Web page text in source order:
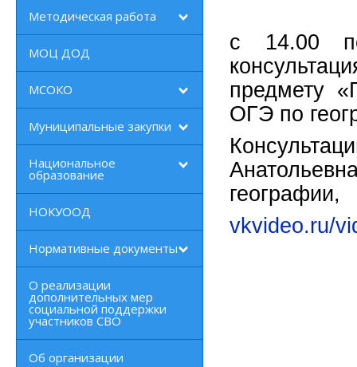
Методическая работа
МОЦ ДОД
МСОКО
Муниципальные закупки
Национальное
образование
НОКУООД
Нормативные документы
О реализации
дополнительных мер
социальной поддержки
участников СВО
Об организации
с 14.00
предмету
ОГЭ по
географии,
vkvideo.ru/